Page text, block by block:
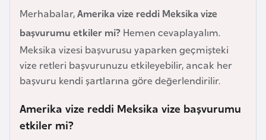
Merhabalar,Amerika vize reddi Meksika vize
başvurumu etkiler mi? Hemen cevaplayalım.
Meksika vizesi başvurusu yaparken geçmişteki
vize retleri başvurunuzu etkileyebilir, ancak her
başvuru kendi şartlarına göre değerlendirilir.
Amerika vize reddi Meksika vize başvurumu
etkiler mi?
n
B
a
h
r
e